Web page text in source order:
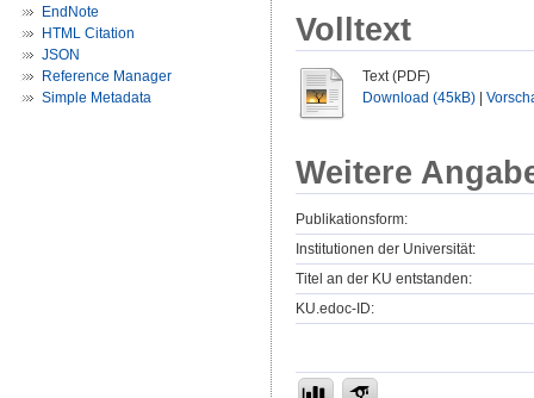
EndNote
HTML Citation
JSON
Reference Manager
Simple Metadata
Volltext
Text (PDF)
Download (45kB)
Weitere
Publikationsform:
Institutionen der Universität:
Titel an der KU entstanden:
KU.edoc-ID: